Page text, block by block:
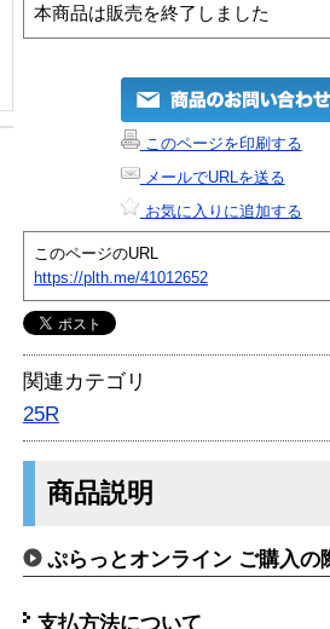
本商品は販売を終了しました
このページを印刷する
メールでURLを送る
お気に入りに追加する
このページのURL
https://plth.me/41012652
関連カテゴリ
25R
商品説明
ぷらっとオンライン ご購入の
支払方法について